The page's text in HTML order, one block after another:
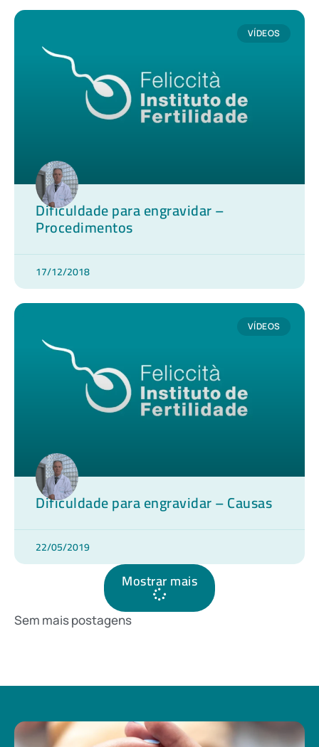
VÍDEOS
Dificuldade para engravidar –
Procedimentos
17/12/2018
VÍDEOS
Dificuldade para engravidar – Causas
22/05/2019
Mostrar mais
Sem mais postagens